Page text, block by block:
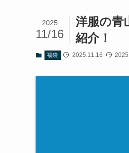
洋服の青
紹介！
2025
11/16
福袋 2025.11.16